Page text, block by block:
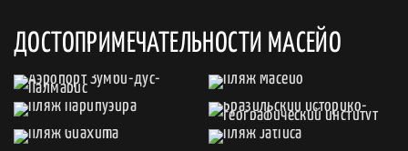
ДОСТОПРИМЕЧАТЕЛЬНОСТИ МАСЕЙО